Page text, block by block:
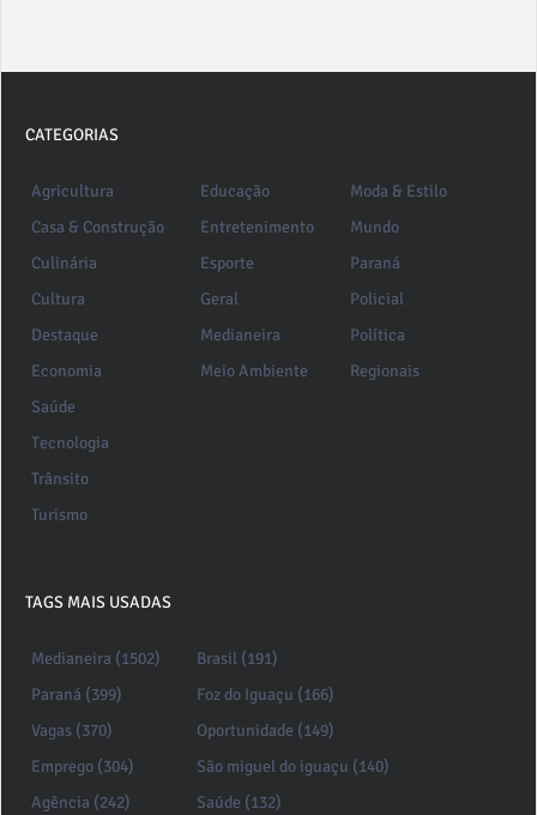
CATEGORIAS
Agricultura
Casa & Construção
Culinária
Cultura
Destaque
Economia
Educação
Entretenimento
Esporte
Geral
Medianeira
Meio Ambiente
Moda & Estilo
Mundo
Paraná
Policial
Política
Regionais
Saúde
Tecnologia
Trânsito
Turismo
TAGS MAIS USADAS
Medianeira (1502)
Paraná (399)
Vagas (370)
Emprego (304)
Agência (242)
Brasil (191)
Foz do Iguaçu (166)
Oportunidade (149)
São miguel do iguaçu (140)
Saúde (132)